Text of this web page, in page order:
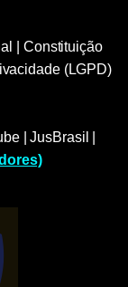
Constituição
(LGPD)
|JusBrasil